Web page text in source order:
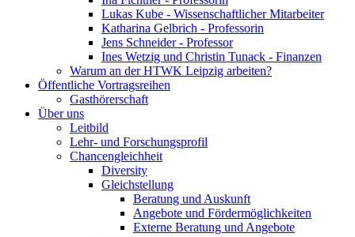
Lukas Kube - Wissenschaftlicher Mitarbeiter
Katharina Gelbrich - Professorin
Jens Schneider - Professor
Ines Wetzig und Christin Tunack - Finanzen
Warum an der HTWK Leipzig arbeiten?
Öffentliche Vortragsreihen
Gasthörerschaft
Über uns
Leitbild
Lehr- und Forschungsprofil
Chancengleichheit
Diversity
Gleichstellung
Beratung und Auskunft
Angebote und Fördermöglichkeiten
Externe Beratung und Angebote